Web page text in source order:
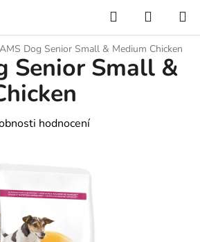
Hledat
KOŠÍK
Dog Senior Small & Medium Chicken
Senior Small &
hodnocení